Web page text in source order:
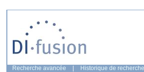
Recherche avancée Historique de recherche